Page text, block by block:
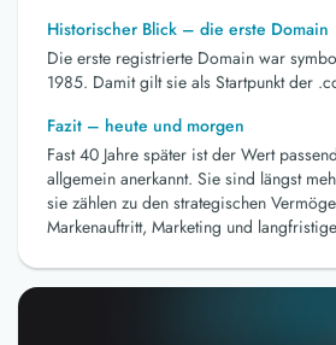
Historischer Blick – die erste Domain
Die erste registrierte Domain war
1985. Damit gilt sie als Startpunkt der
Fazit – heute und morgen
Fast 40 Jahre später ist der Wert
allgemein anerkannt. Sie sind längst
sie zählen zu den strategischen
Markenauftritt, Marketing und